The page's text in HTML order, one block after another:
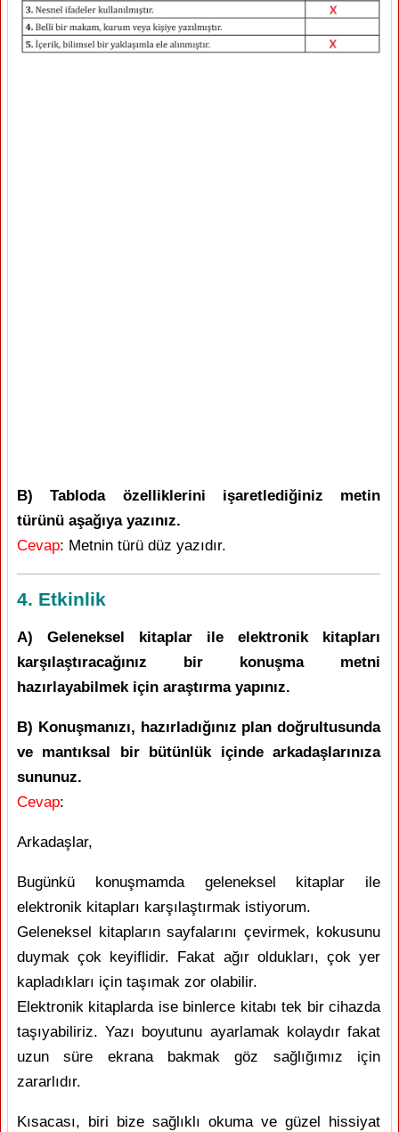
B) Tabloda özelliklerini işaretlediğiniz metin
türünü aşağıya yazınız.
Cevap: Metnin türü düz yazıdır.
4. Etkinlik
A) Geleneksel kitaplar ile elektronik kitapları
karşılaştıracağınız bir konuşma metni
hazırlayabilmek için araştırma yapınız.
B) Konuşmanızı, hazırladığınız plan doğrultusunda
ve mantıksal bir bütünlük içinde arkadaşlarınıza
sununuz.
Cevap:
Arkadaşlar,
Bugünkü konuşmamda geleneksel kitaplar ile
elektronik kitapları karşılaştırmak istiyorum.
Geleneksel kitapların sayfalarını çevirmek, kokusunu
duymak çok keyiflidir. Fakat ağır oldukları, çok yer
kapladıkları için taşımak zor olabilir.
Elektronik kitaplarda ise binlerce kitabı tek bir cihazda
taşıyabiliriz. Yazı boyutunu ayarlamak kolaydır fakat
uzun süre ekrana bakmak göz sağlığımız için
zararlıdır.
Kısacası, biri bize sağlıklı okuma ve güzel hissiyat